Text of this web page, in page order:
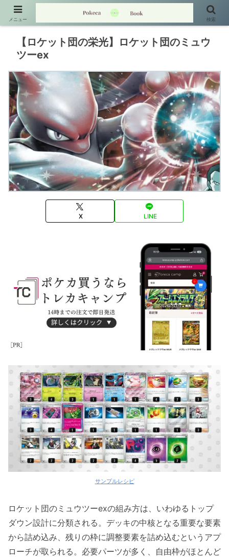
【ロケット団の栄光】ロケット団のミュウ
ツーex
X LINE
サンプルレシピ
ロケット団のミュウツーexの組み方は、いわゆるトップ
ダウン設計に分類される。デッキの中核となる重要な要素
から詰め込み、残りの枠に調整要素を詰め込むというアプ
ローチが取られる。必要パーツが多く、自由枠がほとんど
メニュー 検索